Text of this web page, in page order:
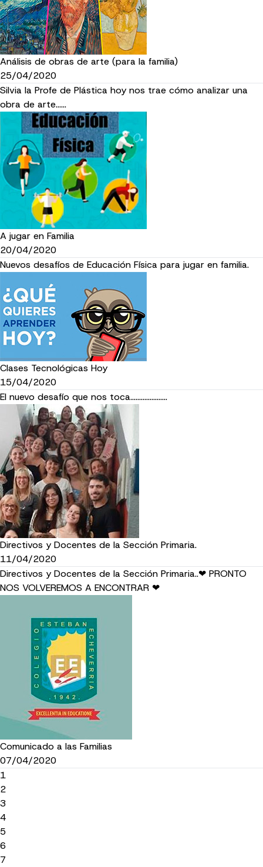
Análisis de obras de arte (para la familia)
25/04/2020
Silvia la Profe de Plástica hoy nos trae cómo analizar una
obra de arte......
A jugar en Familia
20/04/2020
Nuevos desafíos de Educación Física para jugar en familia.
Clases Tecnológicas Hoy
15/04/2020
El nuevo desafío que nos toca.....................
Directivos y Docentes de la Sección Primaria.
11/04/2020
Directivos y Docentes de la Sección Primaria..❤ PRONTO
NOS VOLVEREMOS A ENCONTRAR ❤
Comunicado a las Familias
07/04/2020
1
2
3
4
5
6
7